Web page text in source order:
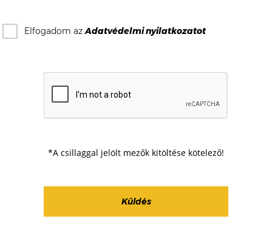
Elfogadom azAdatvédelmi nyilatkozatot
*A csillaggal jelölt mezők kitöltése kötelező!